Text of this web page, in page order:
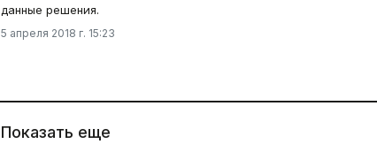
данные решения.
5 апреля 2018 г. 15:23
Показать еще